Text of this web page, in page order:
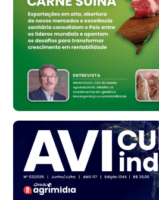
Bastos (SP)
R$ 134,42
cx
Ovo Vermelho - Regional
Bastos (SP)
R$ 148,56
cx
R$ 7,16
kg
Frango - Indicador
SP